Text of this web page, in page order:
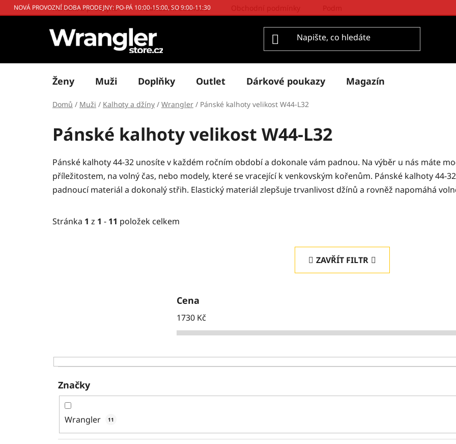
Přejít
na
NOVÁ PROVOZNÍ DOBA PRODEJNY: PO-PÁ 10:00-15:00, SO 9:00-11:30
Kontakt a prodejna Hodnocení obchodu
Ženy Muži Doplňky Outlet Dárkové poukazy Magazín
Domů / Muži / Kalhoty a džíny / Wrangler / Pánské kalhoty velikost W44-L32
Pánské kalhoty velikost W44-L32
Pánské kalhoty 44-32 unosíte v každém ročním období a dokonale vám padnou. Na výběr u nás máte
příležitostem, na volný čas, nebo modely, které se vracející k venkovským kořenům. Pánské kalhoty 44-
padnoucí materiál a dokonalý střih. Elastický materiál zlepšuje trvanlivost džínů a rovněž napomáhá
Stránka 1 z 1 - 11 položek celkem
ZAVŘÍT FILTR
Cena
1730 Kč
Značky
Wrangler 11